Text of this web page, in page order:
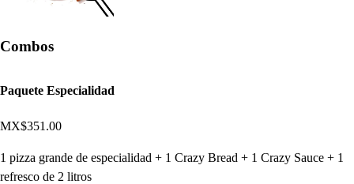
Combos
Paquete Especialidad
MX$351.00
1 pizza grande de especialidad + 1 Crazy Bread + 1 Crazy Sauce + 1
refresco de 2 litros